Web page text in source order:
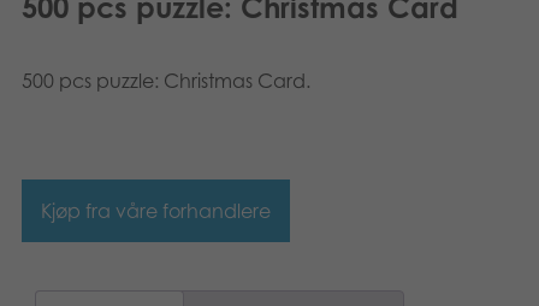
500 pcs puzzle: Christmas Card.
Kjøp fra våre forhandlere